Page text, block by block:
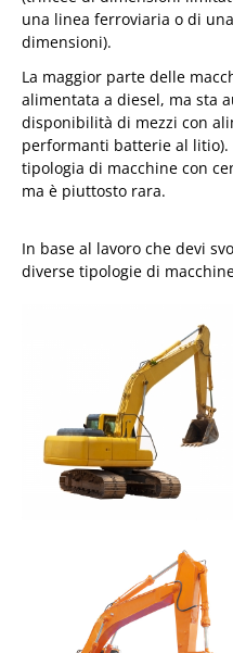
una linea ferroviaria o di
dimensioni).
La maggior parte delle
alimentata a diesel, ma sta
disponibilità di mezzi con
performanti batterie al litio).
tipologia di macchine con
ma è piuttosto rara.
In base al lavoro che devi
diverse tipologie di